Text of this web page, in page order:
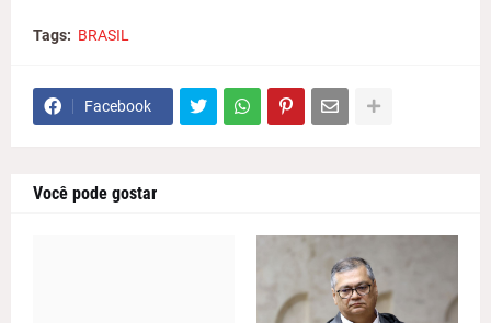
Tags: BRASIL
Facebook
Você pode gostar